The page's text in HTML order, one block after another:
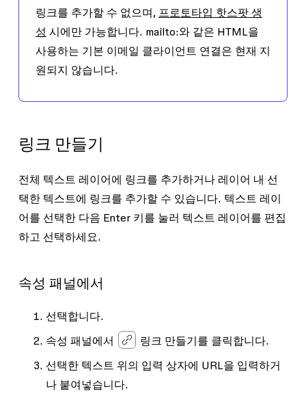
링크를 추가할 수 없으며, 프로토타입 핫스팟 생
성 시에만 가능합니다. mailto:와 같은 HTML을
사용하는 기본 이메일 클라이언트 연결은 현재 지
원되지 않습니다.
링크 만들기
전체 텍스트 레이어에 링크를 추가하거나 레이어 내 선
택한 텍스트에 링크를 추가할 수 있습니다. 텍스트 레이
어를 선택한 다음 Enter 키를 눌러 텍스트 레이어를 편집
하고 선택하세요.
속성 패널에서
선택합니다.
속성 패널에서
링크 만들기를 클릭합니다.
선택한 텍스트 위의 입력 상자에 URL을 입력하거
나 붙여넣습니다.